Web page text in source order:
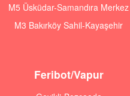
M5 Üsküdar-Samandıra Merkez
M3 Bakırköy Sahil-Kayaşehir
Feribot/Vapur